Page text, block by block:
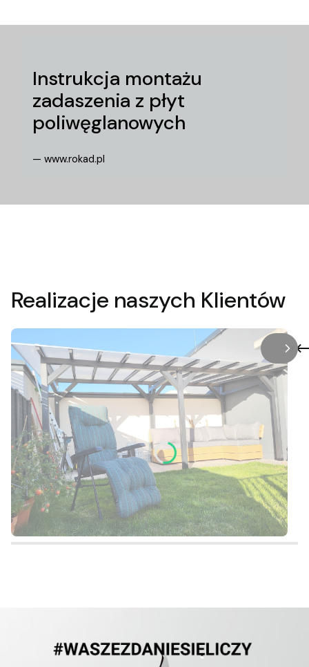
Instrukcja montażu
zadaszenia z płyt
poliwęglanowych
— www.rokad.pl
Realizacje naszych Klientów
/z